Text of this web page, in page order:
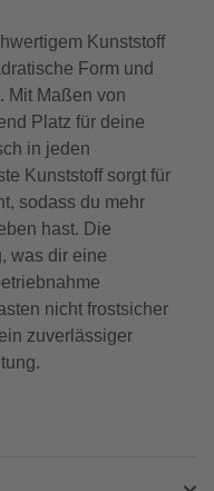
Kunststoff
Form und
Mit Maßen von
Platz für deine
in jeden
Kunststoff sorgt für
sodass du mehr
hast. Die
was dir eine
nicht frostsicher
zuverlässiger